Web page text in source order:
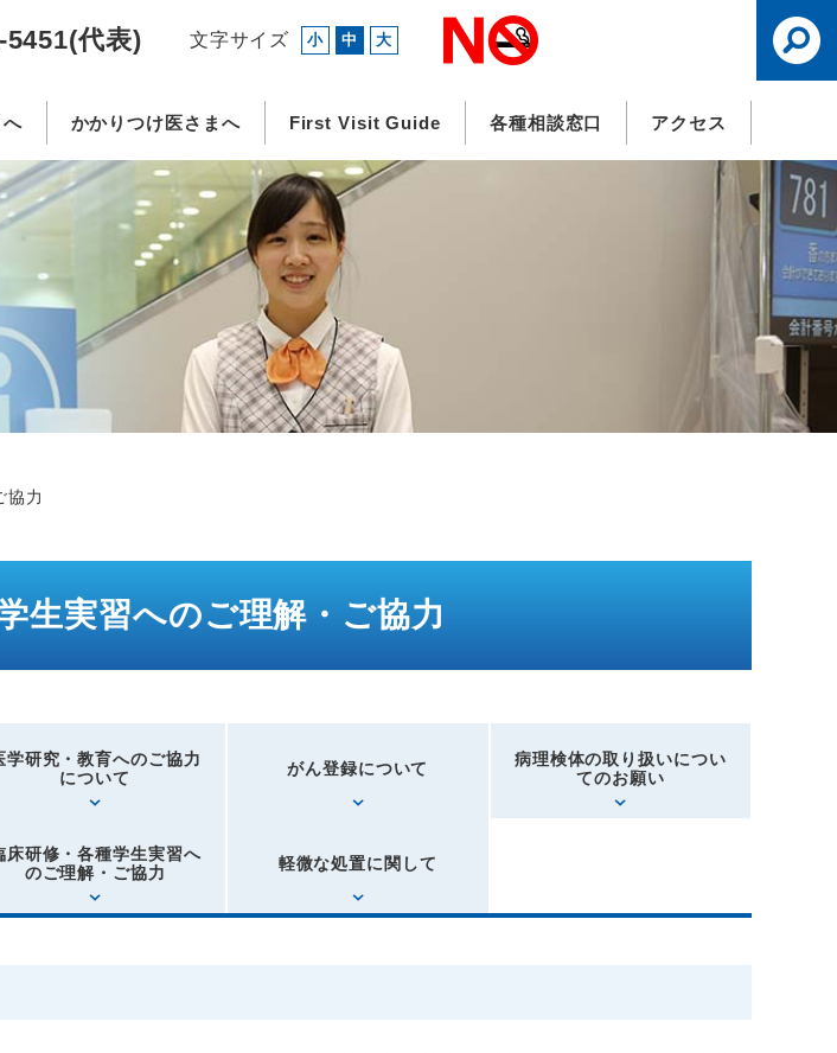
代表) 文字サイズ 小 中 大
かかりつけ医さまへ First Visit Guide 各種相談窓口 アクセス
協力
生実習へのご理解・ご協力
学研究・教育へのご協力
について
がん登録について
病理検体の取り扱いについ
てのお願い
床研修・各種学生実習へ
のご理解・ご協力
軽微な処置に関して